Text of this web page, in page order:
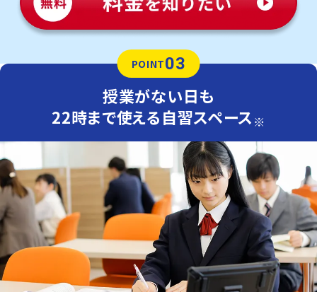
POINT03
授業がない日も
22時まで使える自習スペース ※